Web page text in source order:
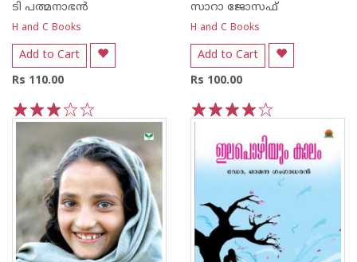
ടി പത്മനാഭന്‍
H and C Books
Add to Cart
Rs 110.00
5
4
3
2
1
സാറാ ജോസഫ്
H and C Books
Add to Cart
Rs 100.00
1